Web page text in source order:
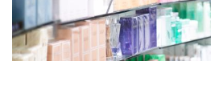
НАУКА
ПРОИСШЕСТВИЯ